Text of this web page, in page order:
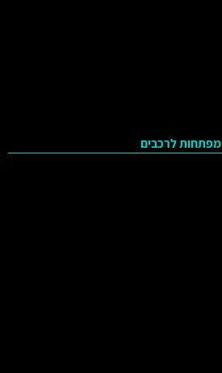
מפתחות לרכבים